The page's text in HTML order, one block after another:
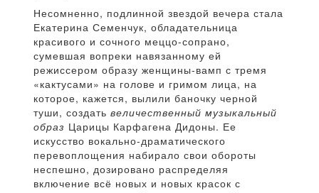
Несомненно, подлинной звездой вечера стала
Екатерина Семенчук, обладательница
красивого и сочного меццо-сопрано,
сумевшая вопреки навязанному ей
режиссером образу женщины-вамп с тремя
«кактусами» на голове и гримом лица, на
которое, кажется, вылили баночку черной
туши, создать величественный музыкальный
образ Царицы Карфагена Дидоны. Ее
искусство вокально-драматического
перевоплощения набирало свои обороты
неспешно, дозировано распределяя
включение всё новых и новых красок с